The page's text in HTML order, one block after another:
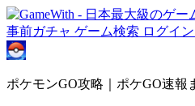
事前ガチャ ゲーム検索 ログイン
ポケモンGO攻略｜ポケGO速報